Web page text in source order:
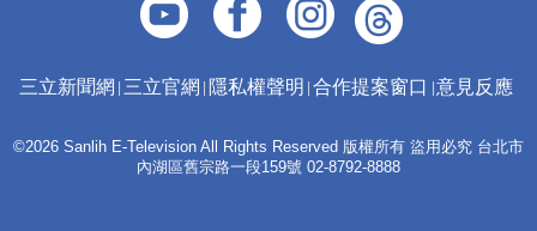
三立新聞網 三立官網 隱私權聲明 合作提案窗口 意見反應
©2026 Sanlih E-Television All Rights Reserved 版權所有 盜用必究 台北市
內湖區舊宗路一段159號 02-8792-8888